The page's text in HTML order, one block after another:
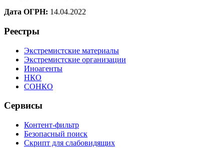
Дата ОГРН: 14.04.2022
Реестры
Экстремистские материалы
Экстремистские организации
Иноагенты
НКО
СОНКО
Сервисы
Контент-фильтр
Безопасный поиск
Скрипт для слабовидящих